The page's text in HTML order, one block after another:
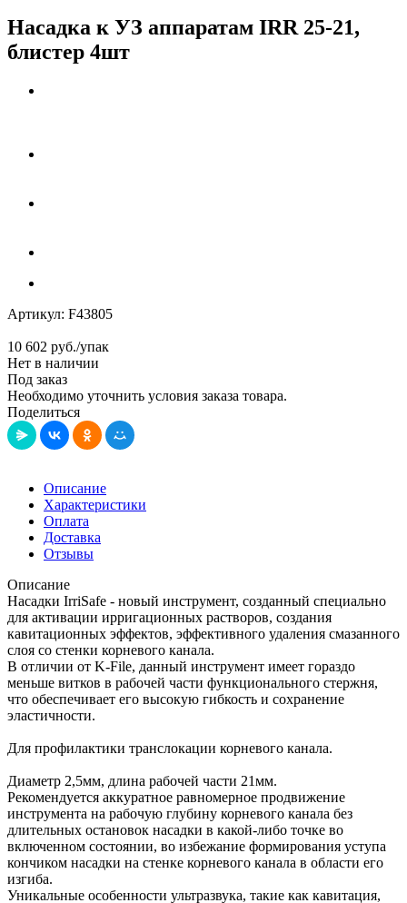
Насадка к УЗ аппаратам IRR 25-21,
блистер 4шт
Артикул: F43805
10 602 руб./упак
Нет в наличии
Под заказ
Необходимо уточнить условия заказа товара.
Поделиться
Описание
Характеристики
Оплата
Доставка
Отзывы
Описание
Насадки IrriSafe - новый инструмент, созданный специально
для активации ирригационных растворов, создания
кавитационных эффектов, эффективного удаления смазанного
слоя со стенки корневого канала.
В отличии от K-File, данный инструмент имеет гораздо
меньше витков в рабочей части функционального стержня,
что обеспечивает его высокую гибкость и сохранение
эластичности.
Для профилактики транслокации корневого канала.
Диаметр 2,5мм, длина рабочей части 21мм.
Рекомендуется аккуратное равномерное продвижение
инструмента на рабочую глубину корневого канала без
длительных остановок насадки в какой-либо точке во
включенном состоянии, во избежание формирования уступа
кончиком насадки на стенке корневого канала в области его
изгиба.
Уникальные особенности ультразвука, такие как кавитация,